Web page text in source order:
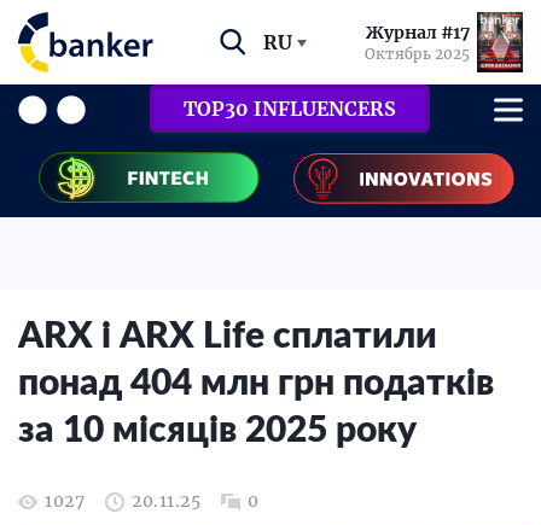
RU Журнал #17
Октябрь 2025
TOP30 INFLUENCERS
ARX і ARX Life сплатили
понад 404 млн грн податків
за 10 місяців 2025 року
1027 20.11.25 0